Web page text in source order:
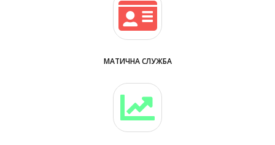
МАТИЧНА СЛУЖБА